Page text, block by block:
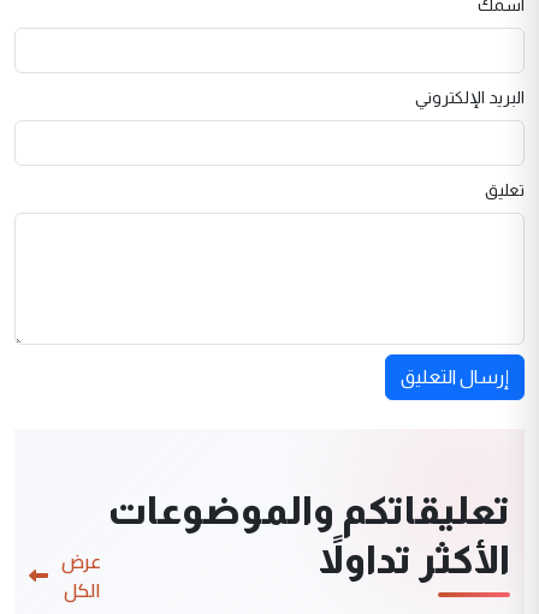
اسمك
البريد الإلكتروني
تعليق
إرسال التعليق
تعليقاتكم والموضوعات
الأكثر تداولاً
عرض
الكل